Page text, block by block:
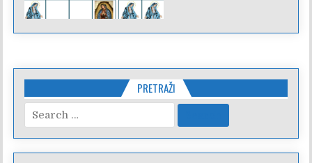
PRETRAŽI
Search
for: